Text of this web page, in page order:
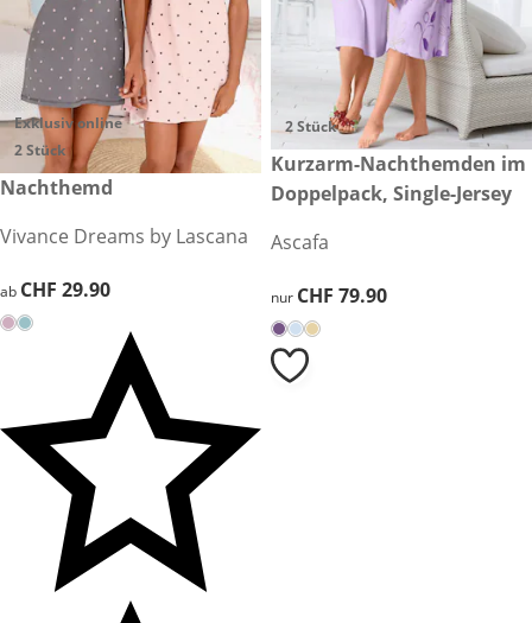
Exklusiv online
2 Stück
CHF 29.90
Nachthemd
Vivance Dreams by Lascana
CHF 29.90
ab CHF 29.90
2 Stück
CHF 79.90
Kurzarm-Nachthemden im
Doppelpack, Single-Jersey
Ascafa
CHF 79.90
nur CHF 79.90